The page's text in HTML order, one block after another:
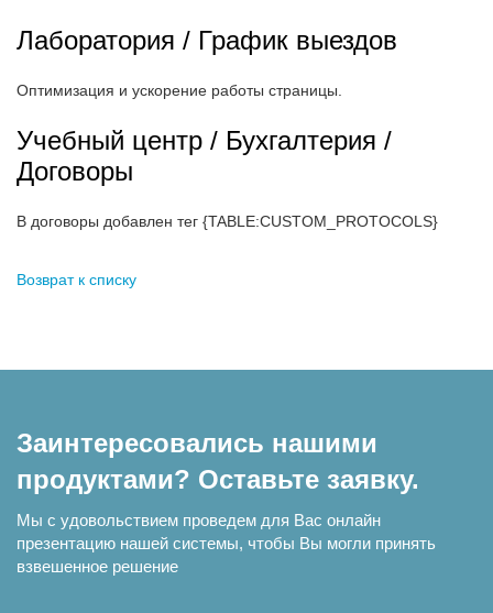
Лаборатория / График выездов
Оптимизация и ускорение работы страницы.
Учебный центр / Бухгалтерия /
Договоры
В договоры добавлен тег {TABLE:CUSTOM_PROTOCOLS}
Возврат к списку
Заинтересовались нашими
продуктами? Оставьте заявку.
Мы с удовольствием проведем для Вас онлайн
презентацию нашей системы, чтобы Вы могли принять
взвешенное решение